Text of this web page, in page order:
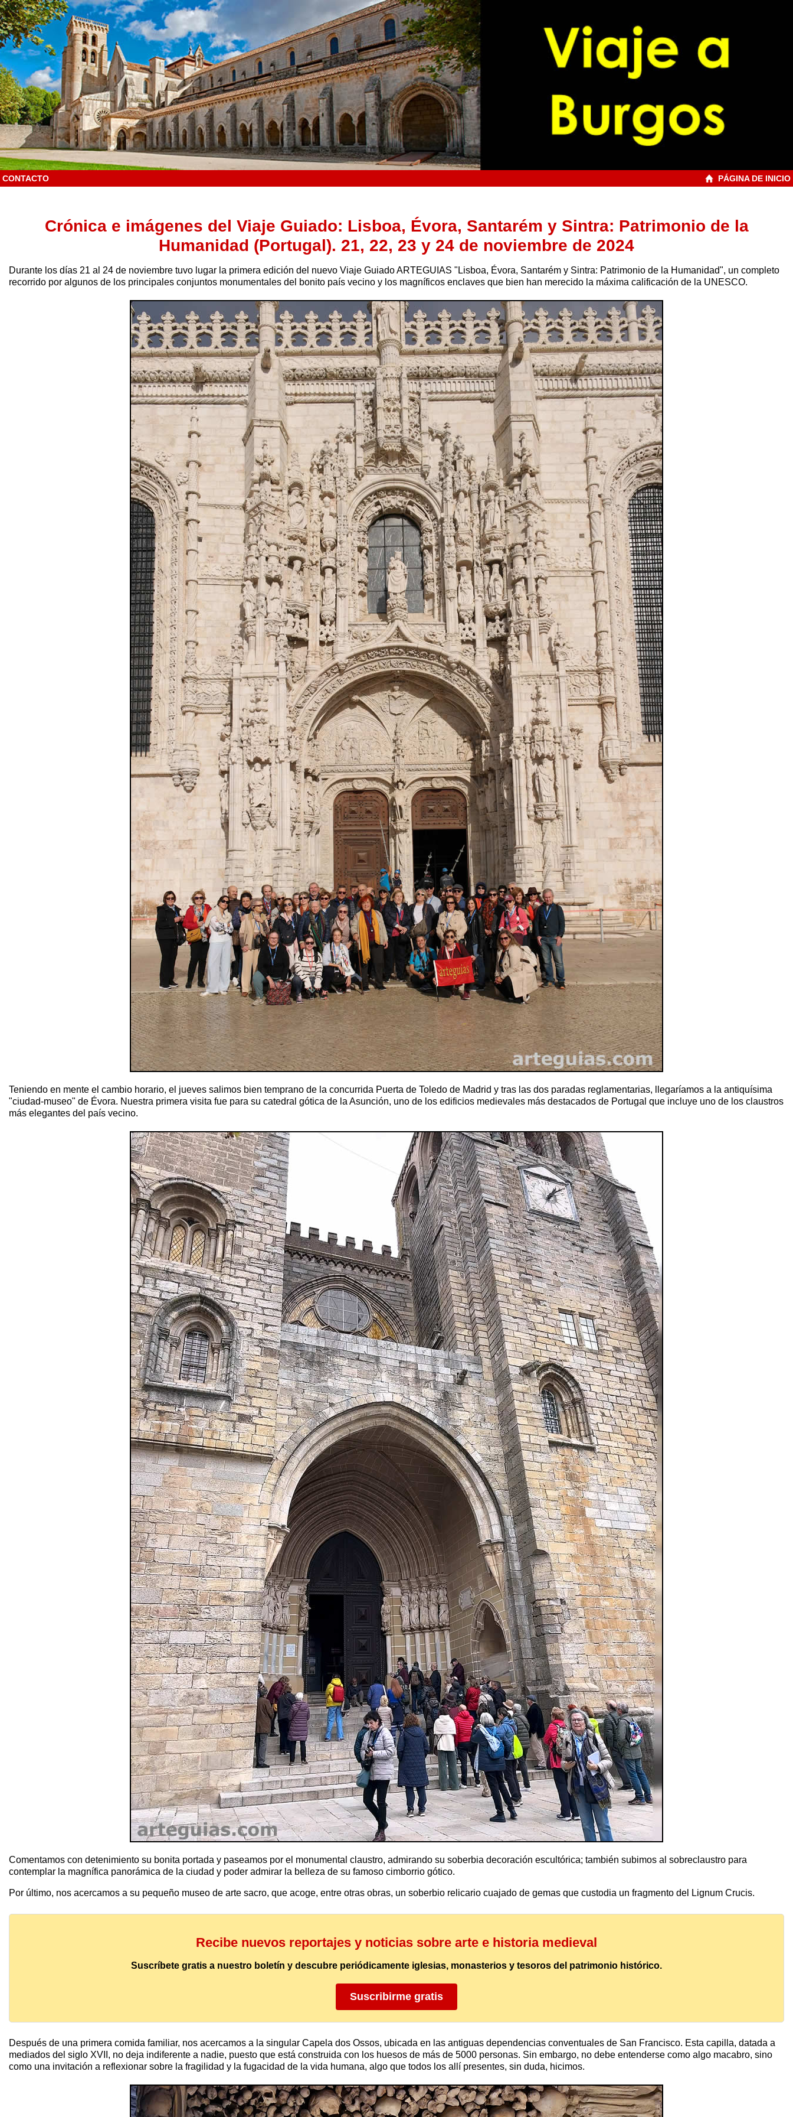
CONTACTO PÁGINA DE INICIO
Crónica e imágenes del Viaje Guiado: Lisboa, Évora, Santarém y Sintra: Patrimonio de la
Humanidad (Portugal). 21, 22, 23 y 24 de noviembre de 2024
Durante los días 21 al 24 de noviembre tuvo lugar la primera edición del nuevo Viaje Guiado ARTEGUIAS "Lisboa, Évora, Santarém y Sintra: Patrimonio de la Humanidad", un completo
recorrido por algunos de los principales conjuntos monumentales del bonito país vecino y los magníficos enclaves que bien han merecido la máxima calificación de la UNESCO.
Teniendo en mente el cambio horario, el jueves salimos bien temprano de la concurrida Puerta de Toledo de Madrid y tras las dos paradas reglamentarias, llegaríamos a la antiquísima
"ciudad-museo" de Évora. Nuestra primera visita fue para su catedral gótica de la Asunción, uno de los edificios medievales más destacados de Portugal que incluye uno de los claustros
más elegantes del país vecino.
Comentamos con detenimiento su bonita portada y paseamos por el monumental claustro, admirando su soberbia decoración escultórica; también subimos al sobreclaustro para
contemplar la magnífica panorámica de la ciudad y poder admirar la belleza de su famoso cimborrio gótico.
Por último, nos acercamos a su pequeño museo de arte sacro, que acoge, entre otras obras, un soberbio relicario cuajado de gemas que custodia un fragmento del Lignum Crucis.
Recibe nuevos reportajes y noticias sobre arte e historia medieval
Suscríbete gratis a nuestro boletín y descubre periódicamente iglesias, monasterios y tesoros del patrimonio histórico.
Suscribirme gratis
Después de una primera comida familiar, nos acercamos a la singular Capela dos Ossos, ubicada en las antiguas dependencias conventuales de San Francisco. Esta capilla, datada a
mediados del siglo XVII, no deja indiferente a nadie, puesto que está construida con los huesos de más de 5000 personas. Sin embargo, no debe entenderse como algo macabro, sino
como una invitación a reflexionar sobre la fragilidad y la fugacidad de la vida humana, algo que todos los allí presentes, sin duda, hicimos.